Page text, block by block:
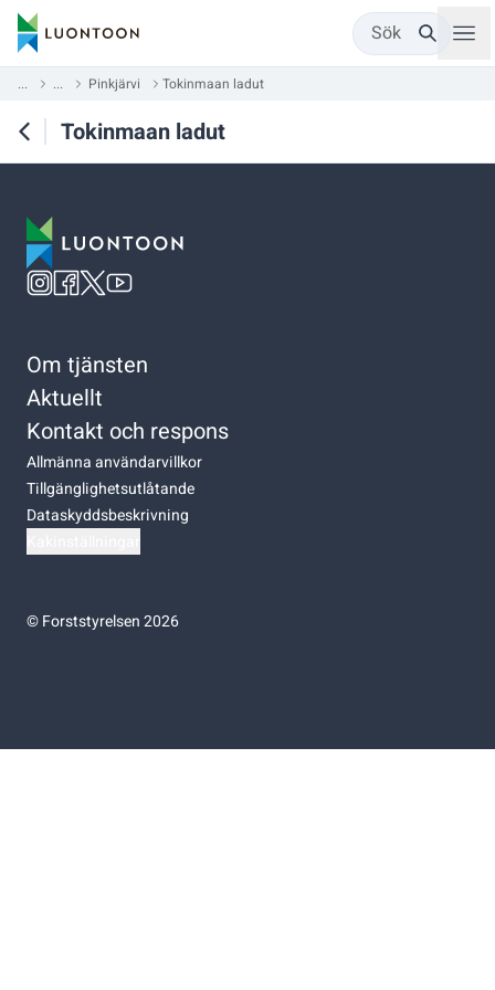
Sök
... ... Pinkjärvi Tokinmaan ladut
Tokinmaan ladut
Om tjänsten
Aktuellt
Kontakt och respons
Allmänna användarvillkor
Tillgänglighetsutlåtande
Dataskyddsbeskrivning
©Forststyrelsen 2026